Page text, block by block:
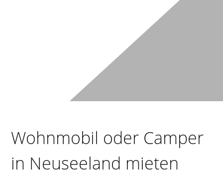
Wohnmobil oder Camper
in Neuseeland mieten